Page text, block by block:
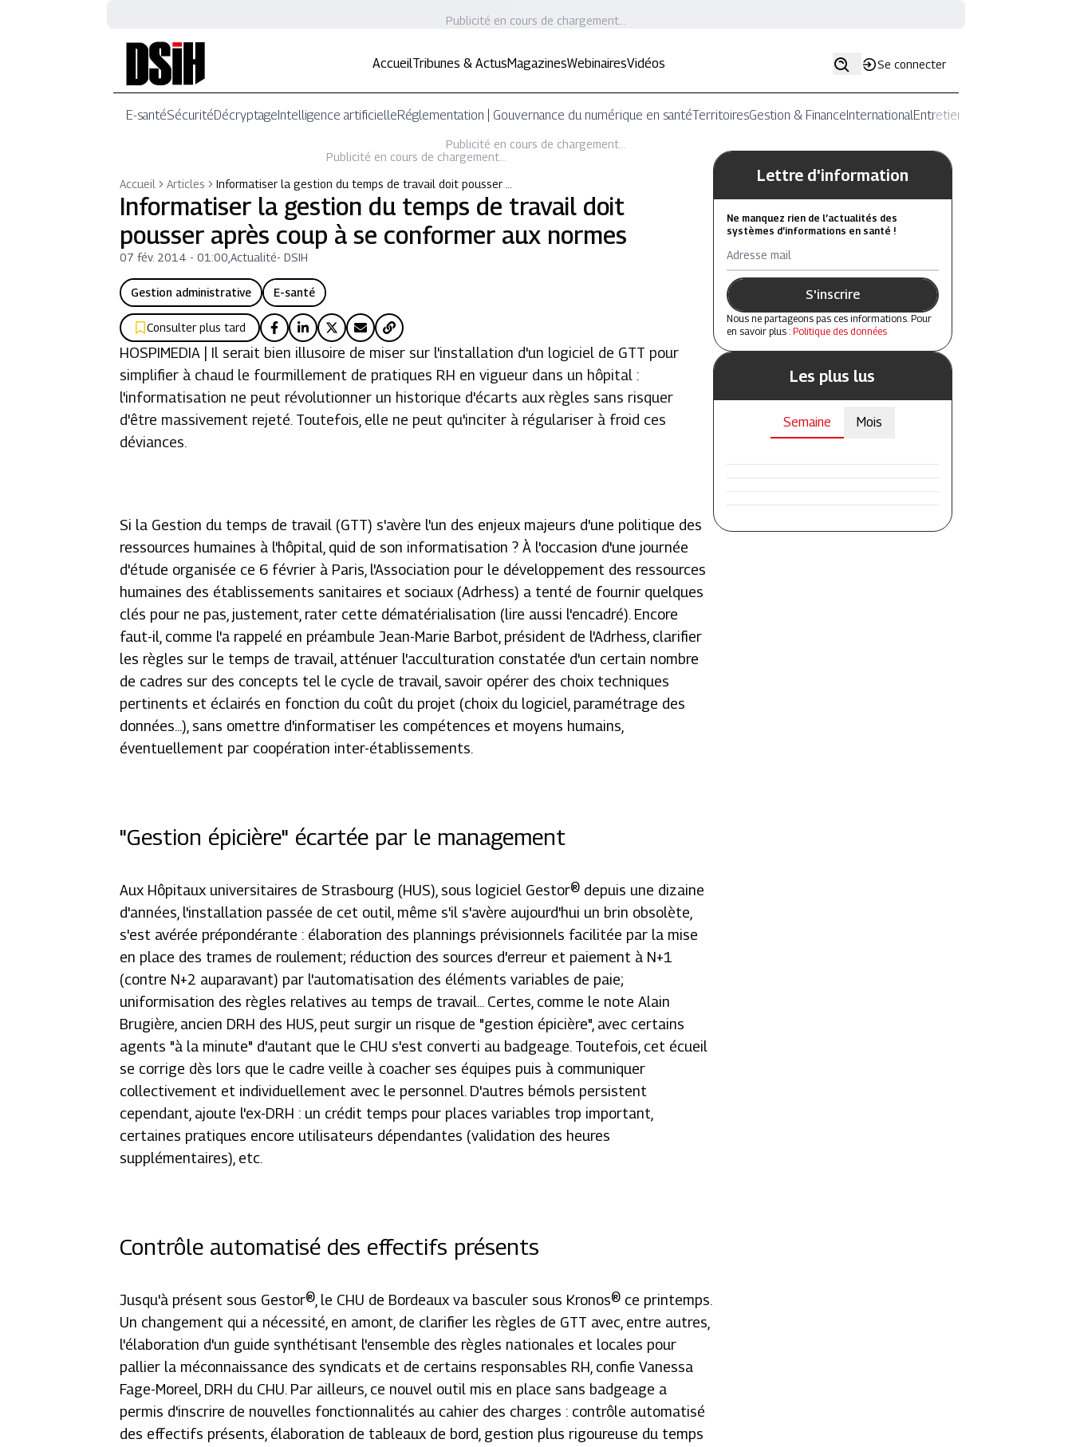
Publicité en cours de chargement...
AccueilTribunes & ActusMagazinesWebinairesVidéos Se connecter
E-santéSécuritéDécryptageIntelligence artificielleRéglementation | Gouvernance du numérique en santéTerritoiresGestion & FinanceInternationalEntretiens
Publicité en cours de chargement...
Publicité en cours de chargement...
Accueil
Articles Informatiser la gestion du temps de travail doit pousser …
Informatiser la gestion du temps de travail doit
pousser après coup à se conformer aux normes
07 fév. 2014 - 01:00 ,Actualité-DSIH
Gestion administrative E-santé
Consulter plus tard
HOSPIMEDIA | Il serait bien illusoire de miser sur l'installation d'un logiciel de GTT pour
simplifier à chaud le fourmillement de pratiques RH en vigueur dans un hôpital :
l'informatisation ne peut révolutionner un historique d'écarts aux règles sans risquer
d'être massivement rejeté. Toutefois, elle ne peut qu'inciter à régulariser à froid ces
déviances.
Si la Gestion du temps de travail (GTT) s'avère l'un des enjeux majeurs d'une politique des
ressources humaines à l'hôpital, quid de son informatisation ? À l'occasion d'une journée
d'étude organisée ce 6 février à Paris, l'Association pour le développement des ressources
humaines des établissements sanitaires et sociaux (Adrhess) a tenté de fournir quelques
clés pour ne pas, justement, rater cette dématérialisation (lire aussi l'encadré). Encore
faut-il, comme l'a rappelé en préambule Jean-Marie Barbot, président de l'Adrhess, clarifier
les règles sur le temps de travail, atténuer l'acculturation constatée d'un certain nombre
de cadres sur des concepts tel le cycle de travail, savoir opérer des choix techniques
pertinents et éclairés en fonction du coût du projet (choix du logiciel, paramétrage des
données...), sans omettre d'informatiser les compétences et moyens humains,
éventuellement par coopération inter-établissements.
"Gestion épicière" écartée par le management
Aux Hôpitaux universitaires de Strasbourg (HUS), sous logiciel Gestor® depuis une dizaine
d'années, l'installation passée de cet outil, même s'il s'avère aujourd'hui un brin obsolète,
s'est avérée prépondérante : élaboration des plannings prévisionnels facilitée par la mise
en place des trames de roulement; réduction des sources d'erreur et paiement à N+1
(contre N+2 auparavant) par l'automatisation des éléments variables de paie;
uniformisation des règles relatives au temps de travail... Certes, comme le note Alain
Brugière, ancien DRH des HUS, peut surgir un risque de "gestion épicière", avec certains
agents "à la minute" d'autant que le CHU s'est converti au badgeage. Toutefois, cet écueil
se corrige dès lors que le cadre veille à coacher ses équipes puis à communiquer
collectivement et individuellement avec le personnel. D'autres bémols persistent
cependant, ajoute l'ex-DRH : un crédit temps pour places variables trop important,
certaines pratiques encore utilisateurs dépendantes (validation des heures
supplémentaires), etc.
Contrôle automatisé des effectifs présents
Jusqu'à présent sous Gestor®, le CHU de Bordeaux va basculer sous Kronos® ce printemps.
Un changement qui a nécessité, en amont, de clarifier les règles de GTT avec, entre autres,
l'élaboration d'un guide synthétisant l'ensemble des règles nationales et locales pour
pallier la méconnaissance des syndicats et de certains responsables RH, confie Vanessa
Fage-Moreel, DRH du CHU. Par ailleurs, ce nouvel outil mis en place sans badgeage a
permis d'inscrire de nouvelles fonctionnalités au cahier des charges : contrôle automatisé
des effectifs présents, élaboration de tableaux de bord, gestion plus rigoureuse du temps
Lettre d'information
Ne manquez rien de l’actualités des
systèmes d’informations en santé !
Adresse mail
S'inscrire
Nous ne partageons pas ces informations. Pour
en savoir plus : Politique des données
Les plus lus
Semaine Mois